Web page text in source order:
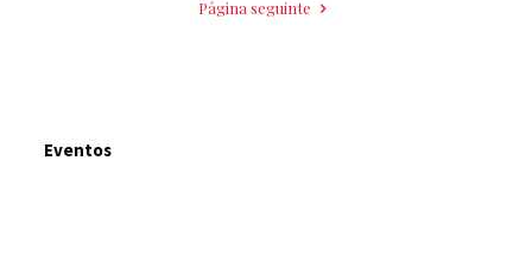
Página seguinte
Eventos